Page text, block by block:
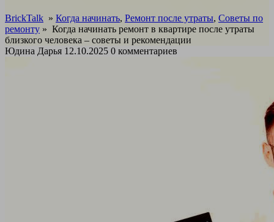
BrickTalk » Когда начинать, Ремонт после утраты, Советы по
ремонту » Когда начинать ремонт в квартире после утраты
близкого человека – советы и рекомендации
Юдина Дарья 12.10.2025 0 комментариев